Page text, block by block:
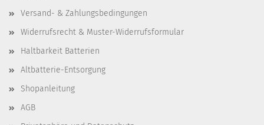
Versand- & Zahlungsbedingungen
Widerrufsrecht & Muster-Widerrufsformular
Haltbarkeit Batterien
Altbatterie-Entsorgung
Shopanleitung
AGB